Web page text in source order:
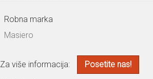
Robna marka
Masiero
Za više informacija: Posetite nas!